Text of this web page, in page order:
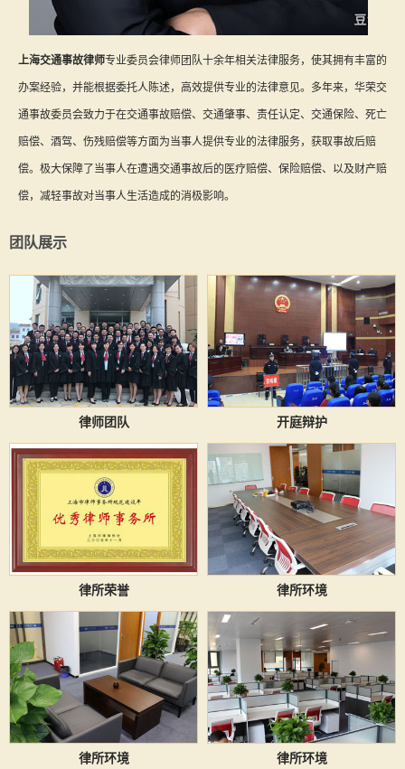
上海交通事故律师专业委员会律师团队十余年相关法律服务，使其拥有丰富的
办案经验，并能根据委托人陈述，高效提供专业的法律意见。多年来，华荣交
通事故委员会致力于在交通事故赔偿、交通肇事、责任认定、交通保险、死亡
赔偿、酒驾、伤残赔偿等方面为当事人提供专业的法律服务，获取事故后赔
偿。极大保障了当事人在遭遇交通事故后的医疗赔偿、保险赔偿、以及财产赔
偿，减轻事故对当事人生活造成的消极影响。
团队展示
律师团队 开庭辩护
律所荣誉 律所环境
律所环境 律所环境